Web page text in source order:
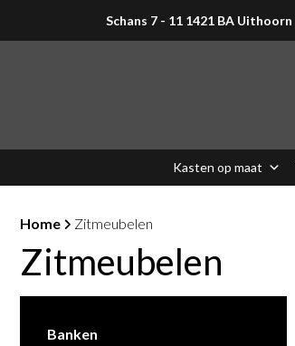
Schans 7 - 11 1421 BA Uithoorn
Kasten op maat
Home Zitmeubelen
Zitmeubelen
Banken